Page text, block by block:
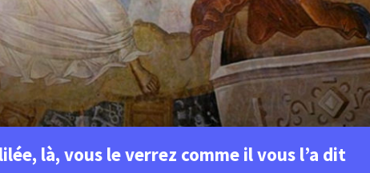
là, vous le verrez comme il vous l’a dit